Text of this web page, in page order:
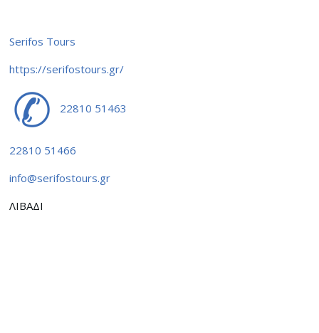
Serifos Tours
https://serifostours.gr/
22810 51463
22810 51466
info@serifostours.gr
ΛΙΒΑΔΙ